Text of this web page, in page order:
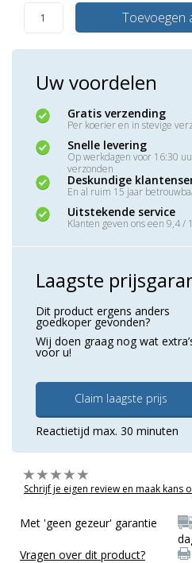
Toevoegen
Uw voordelen
Gratis verzending
Per koerier en in stevige
Snelle levering
Op werkdagen voor 16:30
verzonden
Deskundige
En al ruim 15 jaar
Uitstekende service
Klanten geven ons een 9,4 /
Laagste
Dit product ergens anders
goedkoper gevonden?
Wij doen graag nog wat
voor u!
Claim laagste prijs
Reactietijd max. 30 minuten
Schrijf je eigen review en maak kans
Met 'geen gezeur' garantie
Vragen over dit product?